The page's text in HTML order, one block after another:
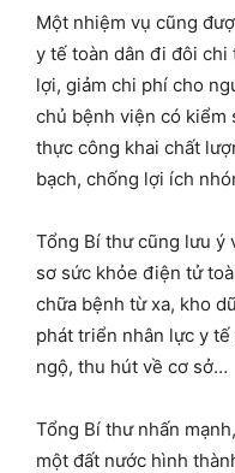
Một nhiệm vụ cũng
y tế toàn dân đi đôi
lợi, giảm chi phí cho
chủ bệnh viện có kiểm
thực công khai chất
bạch, chống lợi ích
Tổng Bí thư cũng lưu ý
sơ sức khỏe điện tử
chữa bệnh từ xa, kho
phát triển nhân lực y
ngộ, thu hút về cơ sở…
Tổng Bí thư nhấn
một đất nước hình